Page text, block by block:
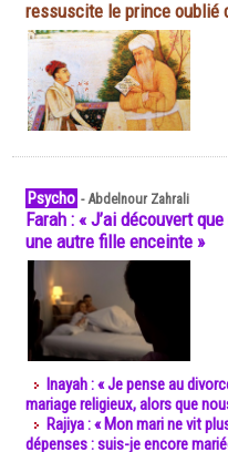
ressuscite le prince oublié
Psycho -Abdelnour Zahrali
Farah : « J’ai découvert
une autre fille enceinte »
Inayah : « Je pense au
mariage religieux, alors que
Rajiya : « Mon mari ne vit
dépenses : suis-je encore